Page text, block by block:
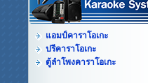
แอมป์คาราโอเกะ
ปรีคาราโอเกะ
ตู้ลำโพงคาราโอเกะ